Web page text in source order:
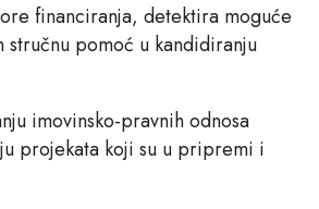
financiranja, detektira moguće
pomoć u kandidiranju
imovinsko-pravnih odnosa
projekata koji su u pripremi i